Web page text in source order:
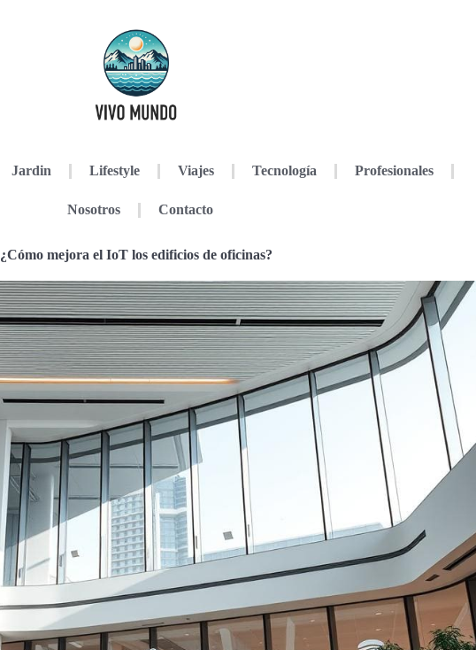
Jardin Lifestyle Viajes Tecnología Profesionales
Nosotros Contacto
¿Cómo mejora el IoT los edificios de oficinas?